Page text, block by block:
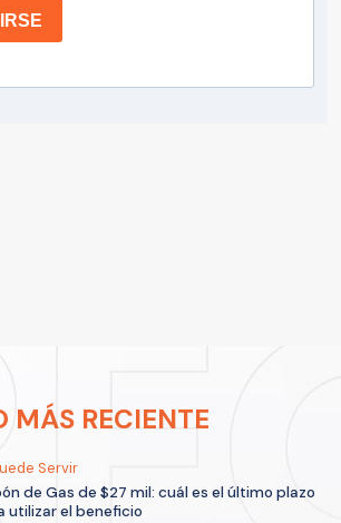
MÁS RECIENTE
Servir
de Gas de $27 mil: cuál es el último plazo
utilizar el beneficio